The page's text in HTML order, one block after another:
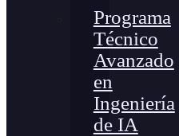
Programa
Técnico
Avanzado
en
Ingeniería
de IA